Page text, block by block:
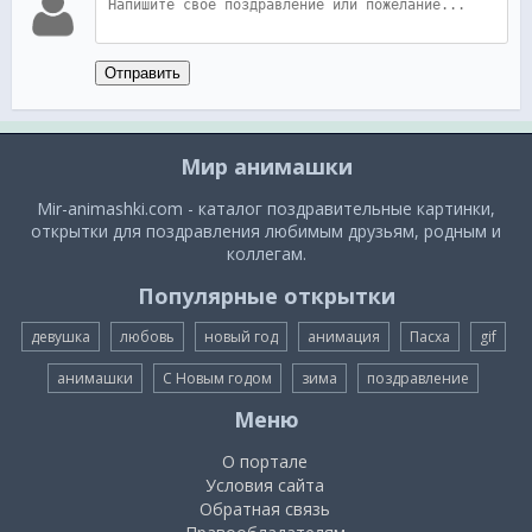
Отправить
Мир анимашки
Mir-animashki.com - каталог поздравительные картинки,
открытки для поздравления любимым друзьям, родным и
коллегам.
Популярные открытки
девушка любовь новый год анимация Пасха gif
анимашки С Новым годом зима поздравление
Меню
О портале
Условия сайта
Обратная связь